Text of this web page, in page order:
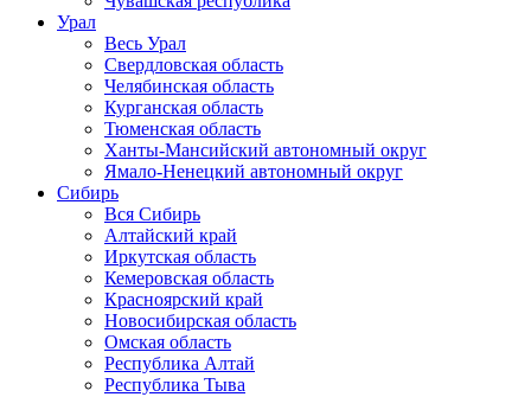
Урал
Весь Урал
Свердловская область
Челябинская область
Курганская область
Тюменская область
Ханты-Мансийский автономный округ
Ямало-Ненецкий автономный округ
Сибирь
Вся Сибирь
Алтайский край
Иркутская область
Кемеровская область
Красноярский край
Новосибирская область
Омская область
Республика Алтай
Республика Тыва